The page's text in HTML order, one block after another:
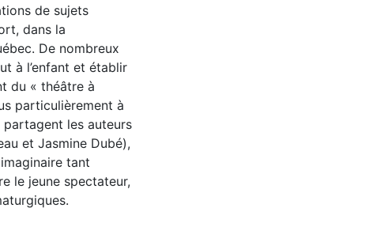
de sujets
dans la
De nombreux
à l’enfant et établir
du « théâtre à
particulièrement à
partagent les auteurs
et Jasmine Dubé),
tant
le jeune spectateur,